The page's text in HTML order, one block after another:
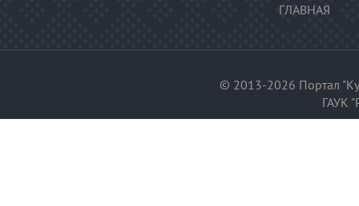
ГЛАВНАЯ
© 2013-2026 Портал
ГАУК